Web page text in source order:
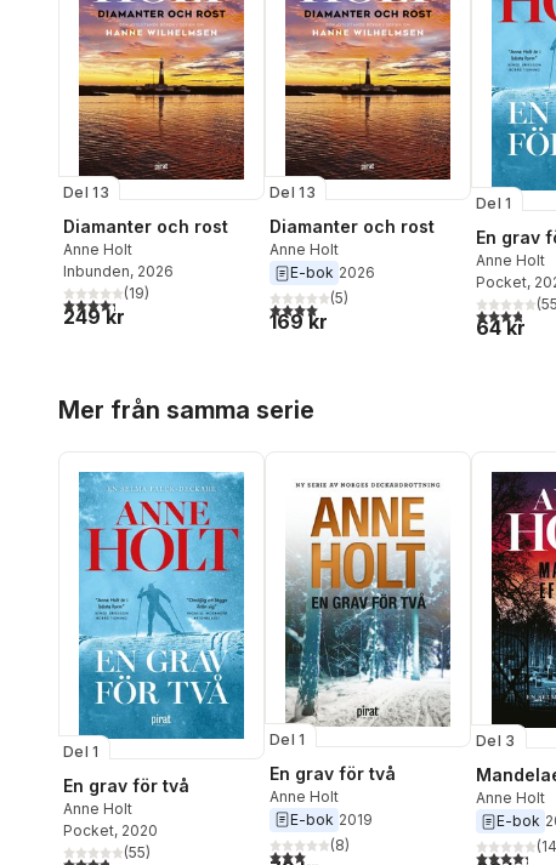
Del 13
Diamanter och rost
Anne Holt
Inbunden, 2026
4,3utav 5 stjärnor. Totalt antal röster:
(19)
249 kr
Del 13
Diamanter och rost
Anne Holt
E-bok 2026
4,0utav 5 stjärnor. Totalt antal röster:
(5)
169 kr
Del 1
En grav
Anne Holt
Pocket,
3,8utav 5(55
64 kr
Mer från samma serie
Del 1
En grav för två
Anne Holt
Pocket, 2020
3,8utav 5 stjärnor. Totalt antal röster:
(55)
Del 1
En grav för två
Anne Holt
E-bok 2019
3,0utav 5 stjärnor. Totalt antal röster:
(8)
Del 3
Anne Holt
E-bok
4,3utav 5(14